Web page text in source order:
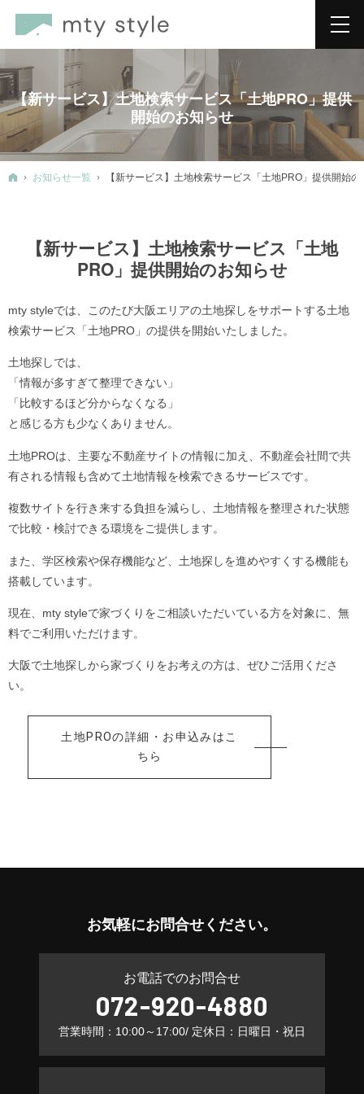
【新サービス】土地検索サービス「土地PRO」提供
開始のお知らせ
ホーム
お知らせ一覧 【新サービス】土地検索サービス「土地PRO」提供開始の
【新サービス】土地検索サービス「土地
PRO」提供開始のお知らせ
mty styleでは、このたび大阪エリアの土地探しをサポートする土地
検索サービス「土地PRO」の提供を開始いたしました。
土地探しでは、
「情報が多すぎて整理できない」
「比較するほど分からなくなる」
と感じる方も少なくありません。
土地PROは、主要な不動産サイトの情報に加え、不動産会社間で共
有される情報も含めて土地情報を検索できるサービスです。
複数サイトを行き来する負担を減らし、土地情報を整理された状態
で比較・検討できる環境をご提供します。
また、学区検索や保存機能など、土地探しを進めやすくする機能も
搭載しています。
現在、mty styleで家づくりをご相談いただいている方を対象に、無
料でご利用いただけます。
大阪で土地探しから家づくりをお考えの方は、ぜひご活用くださ
い。
土地PROの詳細・お申込みはこ
ちら
お気軽にお問合せください。
お電話でのお問合せ
072-920-4880
営業時間：10:00～17:00/ 定休日：日曜日・祝日